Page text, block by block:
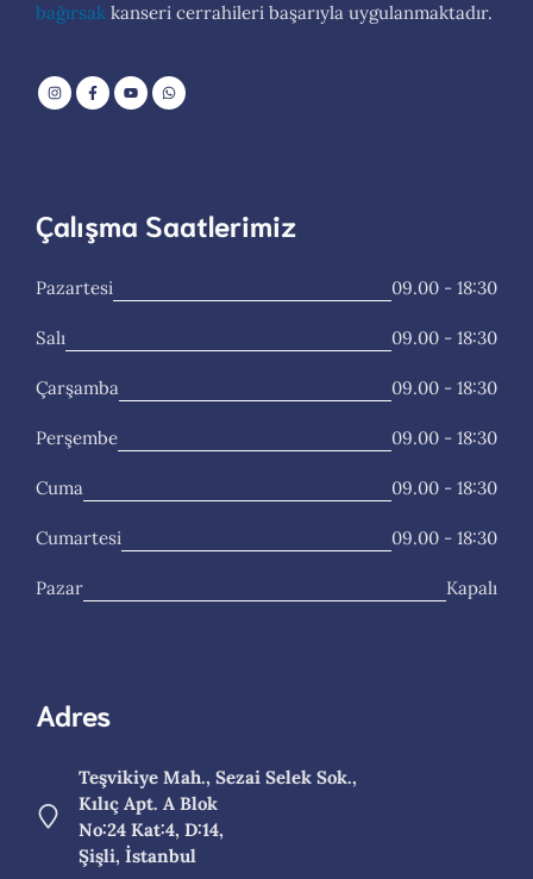
bağırsak kanseri cerrahileri başarıyla uygulanmaktadır.
Çalışma Saatlerimiz
Pazartesi 09.00 - 18:30
Salı 09.00 - 18:30
Çarşamba 09.00 - 18:30
Perşembe 09.00 - 18:30
Cuma 09.00 - 18:30
Cumartesi 09.00 - 18:30
Pazar Kapalı
Adres
Teşvikiye Mah., Sezai Selek Sok.,
Kılıç Apt. A Blok
No:24 Kat:4, D:14,
Şişli, İstanbul